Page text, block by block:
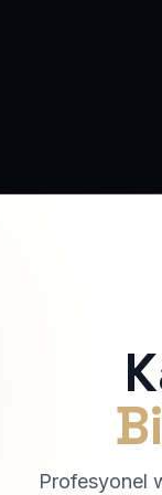
Profesyonel